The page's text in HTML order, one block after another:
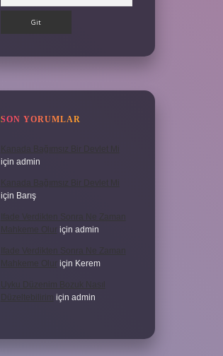
SON YORUMLAR
Kanada Bağımsız Bir Devlet Mi
için admin
Kanada Bağımsız Bir Devlet Mi
için Barış
Ifade Verdikten Sonra Ne Zaman
Mahkeme Olur için admin
Ifade Verdikten Sonra Ne Zaman
Mahkeme Olur için Kerem
Uyku Düzenim Bozuk Nasıl
Düzeltebilirim
için admin